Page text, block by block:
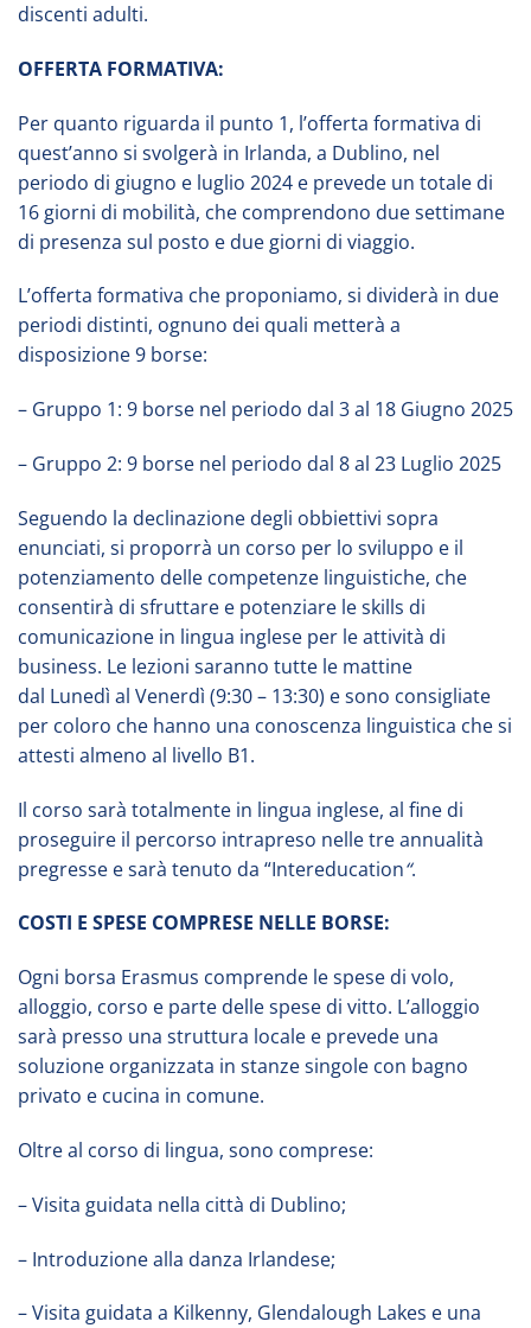
discenti adulti.
OFFERTA FORMATIVA:
Per quanto riguarda il punto 1, l’offerta formativa di
quest’anno si svolgerà in Irlanda, a Dublino, nel
periodo di giugno e luglio 2024 e prevede un totale di
16 giorni di mobilità, che comprendono due settimane
di presenza sul posto e due giorni di viaggio.
L’offerta formativa che proponiamo, si dividerà in due
periodi distinti, ognuno dei quali metterà a
disposizione 9 borse:
– Gruppo 1: 9 borse nel periodo dal 3 al 18 Giugno 2025
– Gruppo 2: 9 borse nel periodo dal 8 al 23 Luglio 2025
Seguendo la declinazione degli obbiettivi sopra
enunciati, si proporrà un corso per lo sviluppo e il
potenziamento delle competenze linguistiche, che
consentirà di sfruttare e potenziare le skills di
comunicazione in lingua inglese per le attività di
business. Le lezioni saranno tutte le mattine
dal Lunedì al Venerdì (9:30 – 13:30) e sono consigliate
per coloro che hanno una conoscenza linguistica che si
attesti almeno al livello B1.
Il corso sarà totalmente in lingua inglese, al fine di
proseguire il percorso intrapreso nelle tre annualità
pregresse e sarà tenuto da “Intereducation“.
COSTI E SPESE COMPRESE NELLE BORSE:
Ogni borsa Erasmus comprende le spese di volo,
alloggio, corso e parte delle spese di vitto. L’alloggio
sarà presso una struttura locale e prevede una
soluzione organizzata in stanze singole con bagno
privato e cucina in comune.
Oltre al corso di lingua, sono comprese:
– Visita guidata nella città di Dublino;
– Introduzione alla danza Irlandese;
– Visita guidata a Kilkenny, Glendalough Lakes e una